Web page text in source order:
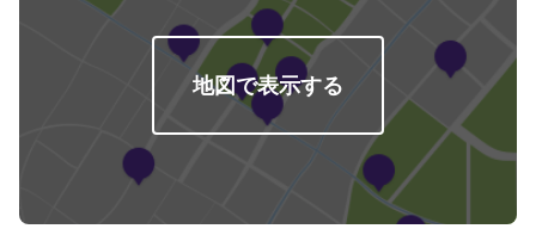
地図で表示する